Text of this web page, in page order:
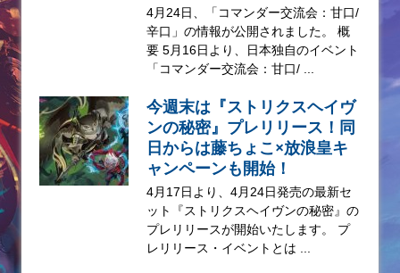
4月24日、「コマンダー交流会：甘口/
辛口」の情報が公開されました。 概
要 5月16日より、日本独自のイベント
「コマンダー交流会：甘口/ ...
今週末は『ストリクスヘイヴ
ンの秘密』プレリリース！同
日からは藤ちょこ×放浪皇キ
ャンペーンも開始！
4月17日より、4月24日発売の最新セ
ット『ストリクスヘイヴンの秘密』の
プレリリースが開始いたします。 プ
レリリース・イベントとは ...